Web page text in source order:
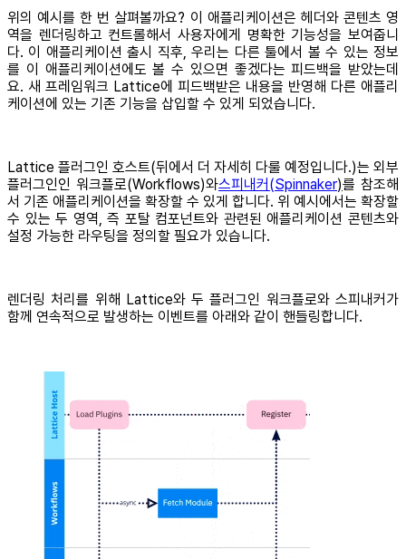
위의 예시를 한 번 살펴볼까요? 이 애플리케이션은 헤더와 콘텐츠 영
역을 렌더링하고 컨트롤해서 사용자에게 명확한 기능성을 보여줍니
다. 이 애플리케이션 출시 직후, 우리는 다른 툴에서 볼 수 있는 정보
를 이 애플리케이션에도 볼 수 있으면 좋겠다는 피드백을 받았는데
요. 새 프레임워크 Lattice에 피드백받은 내용을 반영해 다른 애플리
케이션에 있는 기존 기능을 삽입할 수 있게 되었습니다.
Lattice 플러그인 호스트(뒤에서 더 자세히 다룰 예정입니다.)는 외부
플러그인인 워크플로(Workflows)와스피내커(Spinnaker)를 참조해
서 기존 애플리케이션을 확장할 수 있게 합니다. 위 예시에서는 확장할
수 있는 두 영역, 즉 포탈 컴포넌트와 관련된 애플리케이션 콘텐츠와
설정 가능한 라우팅을 정의할 필요가 있습니다.
렌더링 처리를 위해 Lattice와 두 플러그인 워크플로와 스피내커가
함께 연속적으로 발생하는 이벤트를 아래와 같이 핸들링합니다.